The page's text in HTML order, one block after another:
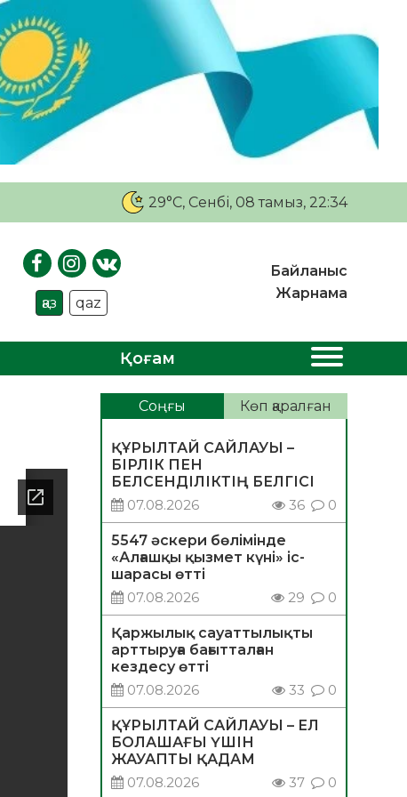
29°C, Сенбі, 08 тамыз, 22:34
қаз qaz
Байланыс
Жарнама
Қоғам
Соңғы Көп қаралған
ҚҰРЫЛТАЙ САЙЛАУЫ –
БІРЛІК ПЕН
БЕЛСЕНДІЛІКТІҢ БЕЛГІСІ
07.08.2026
36 0
5547 әскери бөлімінде
«Алғашқы қызмет күні» іс-
шарасы өтті
07.08.2026
29 0
Қаржылық сауаттылықты
арттыруға бағытталған
кездесу өтті
07.08.2026
33 0
ҚҰРЫЛТАЙ САЙЛАУЫ – ЕЛ
БОЛАШАҒЫ ҮШІН
ЖАУАПТЫ ҚАДАМ
07.08.2026
37 0